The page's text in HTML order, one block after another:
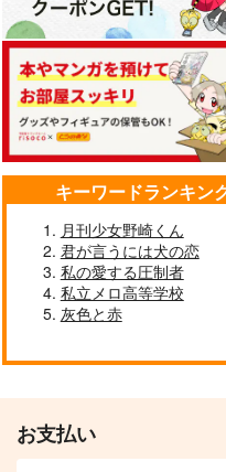
キーワードランキン
月刊少女野崎くん
君が言うには犬の恋
私の愛する圧制者
私立メロ高等学校
灰色と赤
お支払い